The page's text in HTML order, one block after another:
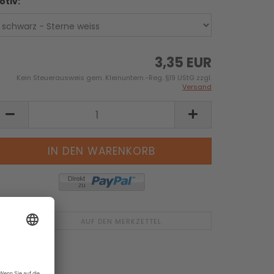
3,35 EUR
Kein Steuerausweis gem. Kleinuntern.-Reg. §19 UStG zzgl.
Versand
AUF DEN MERKZETTEL